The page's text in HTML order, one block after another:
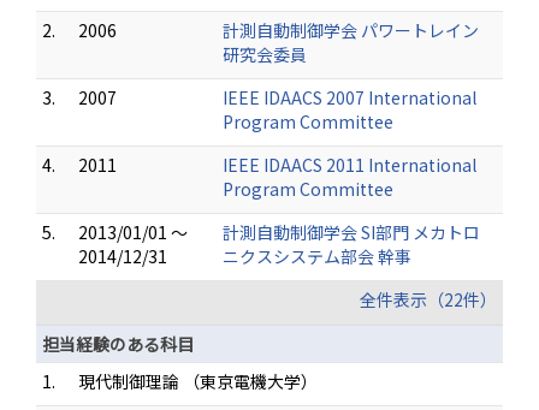
2.
2006
計測自動制御学会 パワートレイン
研究会委員
3.
2007
IEEE IDAACS 2007 International
Program Committee
4.
2011
IEEE IDAACS 2011 International
Program Committee
5.
2013/01/01 ～
2014/12/31
計測自動制御学会 SI部門 メカトロ
ニクスシステム部会 幹事
全件表示（22件）
担当経験のある科目
1.
現代制御理論 （東京電機大学）